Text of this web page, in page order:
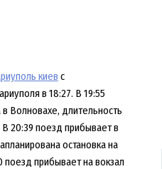
киев с
в 18:27. В 19:55
Волновахе, длительность
В 20:39 поезд прибывает в
остановка на
поезд прибывает на вокзал